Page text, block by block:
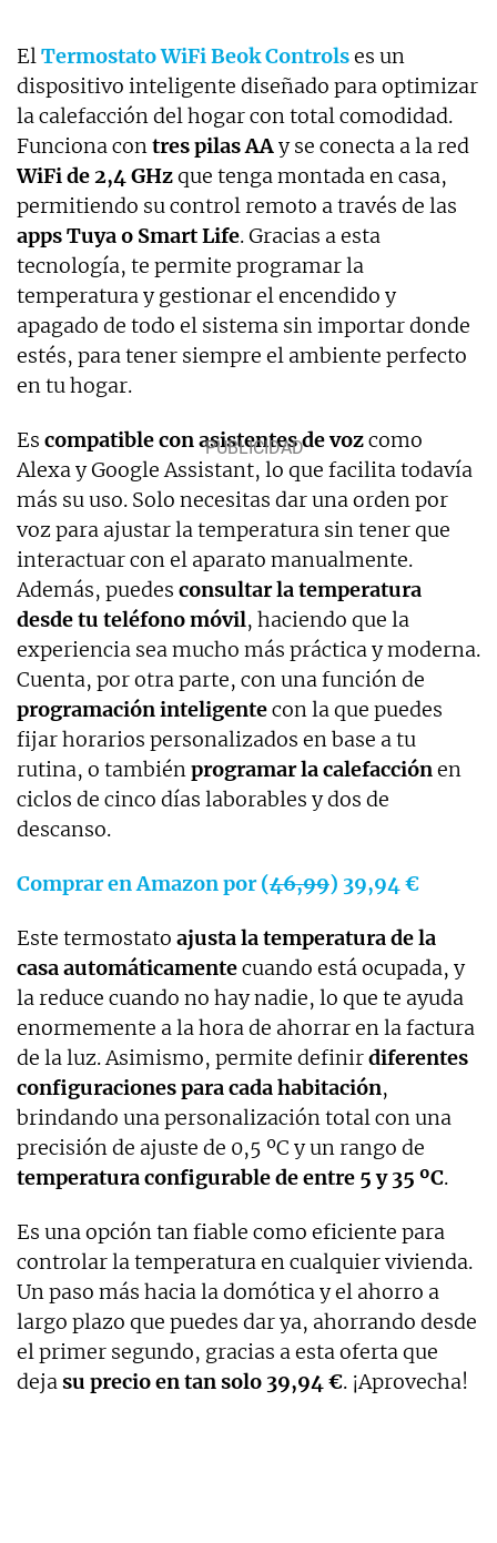
ElTermostato WiFi Beok Controlses un
dispositivo inteligente diseñado para optimizar
la calefacción del hogar con total comodidad.
Funciona contres pilas AAy se conecta a la red
WiFi de 2,4 GHzque tenga montada en casa,
permitiendo su control remoto a través de las
apps Tuya o Smart Life. Gracias a esta
tecnología, te permite programar la
temperatura y gestionar el encendido y
apagado de todo el sistema sin importar donde
estés, para tener siempre el ambiente perfecto
en tu hogar.
Es compatible con asistentes de vozcomo
Alexa y Google Assistant, lo que facilita todavía
más su uso. Solo necesitas dar una orden por
voz para ajustar la temperatura sin tener que
interactuar con el aparato manualmente.
Además, puedes consultar la temperatura
desde tu teléfono móvil, haciendo que la
experiencia sea mucho más práctica y moderna.
Cuenta, por otra parte, con una función de
programación inteligentecon la que puedes
fijar horarios personalizados en base a tu
rutina, o tambiénprogramar la calefacciónen
ciclos de cinco días laborables y dos de
descanso.
Comprar en Amazon por (46,99) 39,94 €
Este termostato ajusta la temperatura de la
casa automáticamentecuando está ocupada, y
la reduce cuando no hay nadie, lo que te ayuda
enormemente a la hora de ahorrar en la factura
de la luz. Asimismo, permite definirdiferentes
configuraciones para cada habitación,
brindando una personalización total con una
precisión de ajuste de 0,5 ºC y un rango de
temperatura configurable de entre 5 y 35 ºC.
Es una opción tan fiable como eficiente para
controlar la temperatura en cualquier vivienda.
Un paso más hacia la domótica y el ahorro a
largo plazo que puedes dar ya, ahorrando desde
el primer segundo, gracias a esta oferta que
dejasu precio en tan solo 39,94 €. ¡Aprovecha!